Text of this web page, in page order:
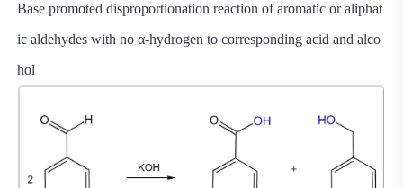
Base promoted disproportionation reaction of aromatic or aliphat
ic aldehydes with no α-hydrogen to corresponding acid and alco
hol